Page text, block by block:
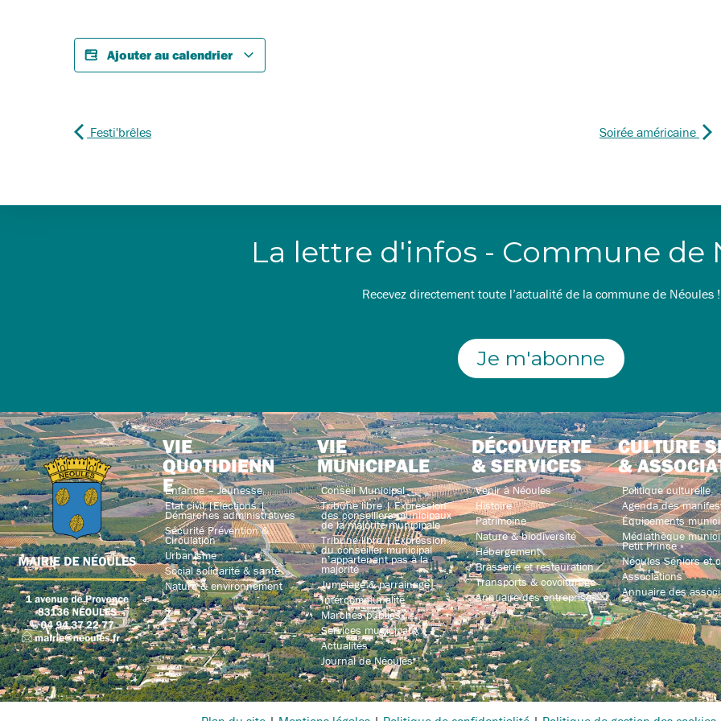
Ajouter au calendrier
Festi'brêles Soirée américaine
La lettre d'infos - Commune de
Recevez directement toute l’actualité de la commune de Néoules !
Je m'abonne
VIE
QUOTIDIENN
E
Enfance – Jeunesse
Etat civil |Elections |
Démarches administratives
Sécurité Prévention &
Circulation
Urbanisme
Social solidarité & santé
Nature & environnement
VIE
MUNICIPALE
Conseil Municipal
Tribune libre | Expression
des conseillers municipaux
de la majorité municipale
Tribune libre | Expression
du conseiller municipal
n’appartenant pas à la
majorité
Jumelage & parrainage
Intercommunalité
Marchés publics
Services municipaux
Actualités
Journal de Néoules
DÉCOUVERTE
& SERVICES
Venir à Néoules
Histoire
Patrimoine
Nature & biodiversité
Hébergement
Brasserie et restauration
Transports & covoiturage
Annuaire des entreprises
CULTURE
&
Politique culturelle
Agenda des
Équipements
Médiathèque
Petit Prince »
Néoules Séniors et
Associations
Annuaire des